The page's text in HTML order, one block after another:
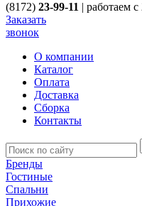
(8172) 23-99-11 | работаем с
Заказать
звонок
О компании
Каталог
Оплата
Доставка
Сборка
Контакты
Бренды
Гостиные
Спальни
Прихожие